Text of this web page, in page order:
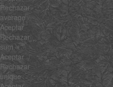
Rechazar
average
Aceptar
Rechazar
sum
Aceptar
Rechazar
unique